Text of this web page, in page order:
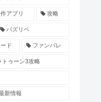
アプリ 攻略
パズリベ
ド ファンパレ
ゥーン3攻略
新情報